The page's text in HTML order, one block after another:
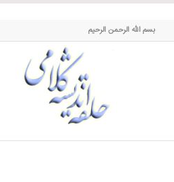
حلقه اندیشه کلامی
بسم الله الرحمن الرحیم